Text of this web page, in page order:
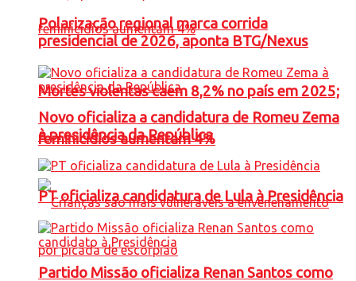
Mortes violentas caem 8,2% no país em 2025;
feminicídios aumentam 4%
Polarização regional marca corrida
presidencial de 2026, aponta BTG/Nexus
Novo oficializa a candidatura de Romeu Zema
à presidência da República
PT oficializa candidatura de Lula à Presidência
Partido Missão oficializa Renan Santos como